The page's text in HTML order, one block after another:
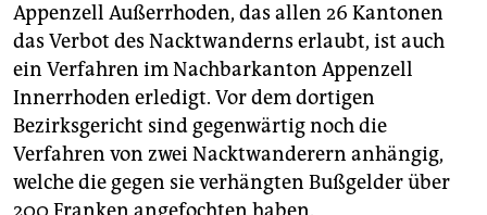
Appenzell Außerrhoden, das allen 26 Kantonen
das Verbot des Nacktwanderns erlaubt, ist auch
ein Verfahren im Nachbarkanton Appenzell
Innerrhoden erledigt. Vor dem dortigen
Bezirksgericht sind gegenwärtig noch die
Verfahren von zwei Nacktwanderern anhängig,
welche die gegen sie verhängten Bußgelder über